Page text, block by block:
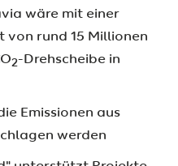
wäre mit einer
von rund 15 Millionen
2-Drehscheibe in
Emissionen aus
werden